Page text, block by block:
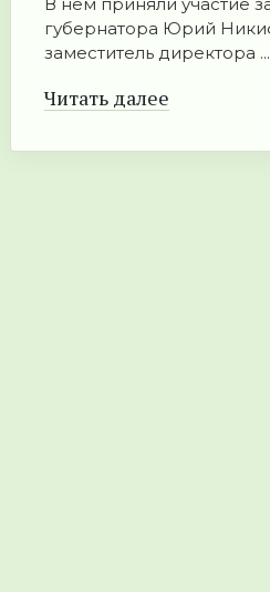
губернатора Юрий
заместитель директора ...
Читать далее